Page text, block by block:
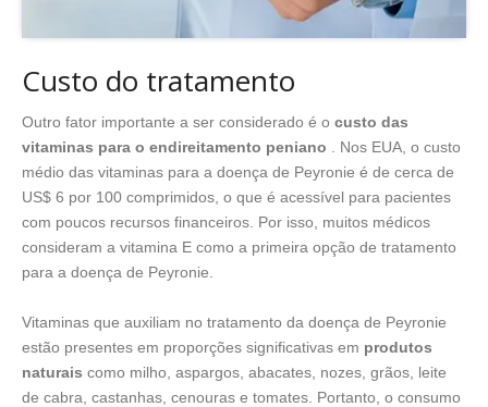
Custo do tratamento
Outro fator importante a ser considerado é o custo das
vitaminas para o endireitamento peniano . Nos EUA, o custo
médio das vitaminas para a doença de Peyronie é de cerca de
US$ 6 por 100 comprimidos, o que é acessível para pacientes
com poucos recursos financeiros. Por isso, muitos médicos
consideram a vitamina E como a primeira opção de tratamento
para a doença de Peyronie.
Vitaminas que auxiliam no tratamento da doença de Peyronie
estão presentes em proporções significativas em produtos
naturais como milho, aspargos, abacates, nozes, grãos, leite
de cabra, castanhas, cenouras e tomates. Portanto, o consumo